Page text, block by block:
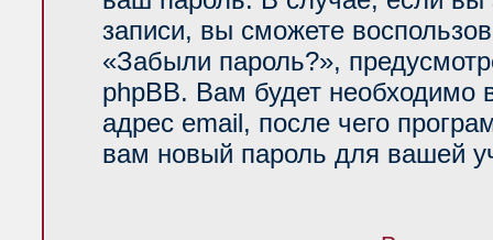
записи, вы сможете
«Забыли пароль?»,
phpBB. Вам будет необходимо
адрес email, после чего
вам новый пароль для вашей